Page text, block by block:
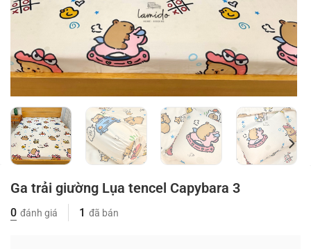
Ga trải giường Lụa tencel Capybara 3
0 đánh giá 1 đã bán